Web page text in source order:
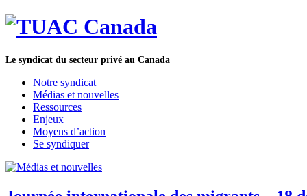
Le syndicat du secteur privé au Canada
Notre syndicat
Médias et nouvelles
Ressources
Enjeux
Moyens d’action
Se syndiquer